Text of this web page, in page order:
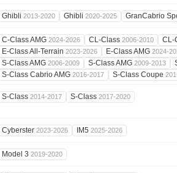
Ghibli 2013-2020 Ghibli 2020-2025 GranCabrio
C-Class AMG 2024-2026 CL-Class 2006-2010
CL-
E-Class All-Terrain 2023-2026 E-Class AMG 2024-
S-Class AMG 2006-2009 S-Class AMG 2009-2013
S-Class Cabrio AMG 2016-2017 S-Class Coupe
S-Class 2014-2017 S-Class 2017-2020
Cyberster 2023-2026 IM5 2025-2026
Model 3 2019-2020